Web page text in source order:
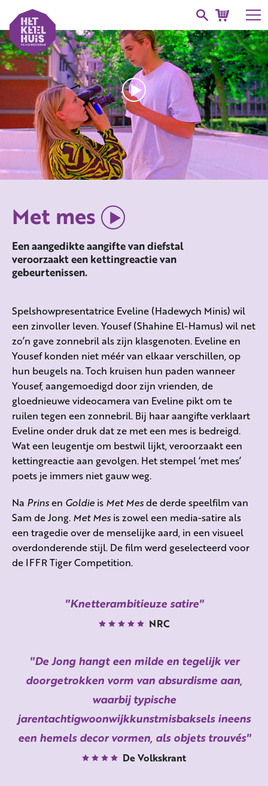
Met mes
Een aangedikte aangifte van diefstal
veroorzaakt een kettingreactie van
gebeurtenissen.
Spelshowpresentatrice Eveline (Hadewych Minis) wil
een zinvoller leven. Yousef (Shahine El-Hamus) wil net
zo’n gave zonnebril als zijn klasgenoten. Eveline en
Yousef konden niet méér van elkaar verschillen, op
hun beugels na. Toch kruisen hun paden wanneer
Yousef, aangemoedigd door zijn vrienden, de
gloednieuwe videocamera van Eveline pikt om te
ruilen tegen een zonnebril. Bij haar aangifte verklaart
Eveline onder druk dat ze met een mes is bedreigd.
Wat een leugentje om bestwil lijkt, veroorzaakt een
kettingreactie aan gevolgen. Het stempel ‘met mes’
poets je immers niet gauw weg.
Na Prinsen Goldie is Met Mesde derde speelfilm van
Sam de Jong. Met Mes is zowel een media-satire als
een tragedie over de menselijke aard, in een visueel
overdonderende stijl. De film werd geselecteerd voor
de IFFR Tiger Competition.
Knetterambitieuze satire
NRC
De Jong hangt een milde en tegelijk ver
doorgetrokken vorm van absurdisme aan,
waarbij typische
jarentachtigwoonwijkkunstmisbaksels ineens
een hemels decor vormen, als objets trouvés
De Volkskrant